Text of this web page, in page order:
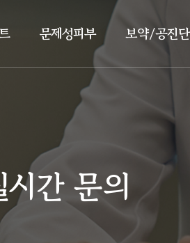
문제성피부 보약/공진단
시간 문의